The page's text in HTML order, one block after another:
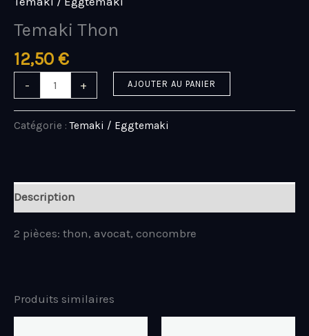
Temaki Thon
12,50 €
- + AJOUTER AU PANIER
Catégorie :Temaki / Eggtemaki
Description
2 pièces: thon, avocat, concombre
Produits similaires